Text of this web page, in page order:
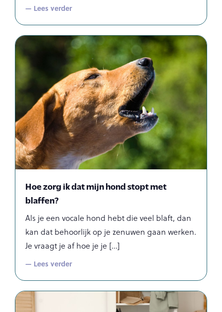
— Lees verder
Hoe zorg ik dat mijn hond stopt met
blaffen?
Als je een vocale hond hebt die veel blaft, dan
kan dat behoorlijk op je zenuwen gaan werken.
Je vraagt je af hoe je je
— Lees verder